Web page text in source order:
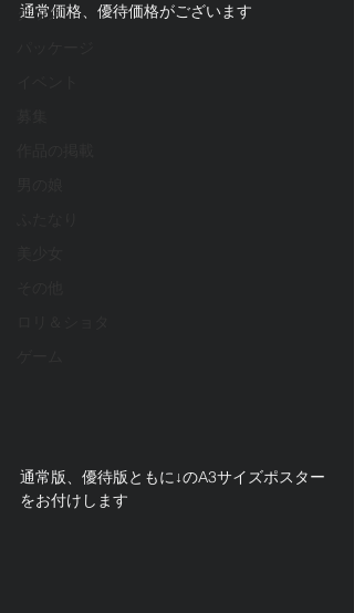
グッズ
通常価格、優待価格がございます
通常版、優待版ともに↓のA3サイズポスター
をお付けします